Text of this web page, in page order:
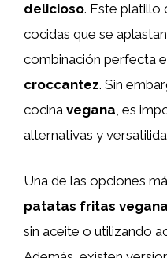
delicioso. Este platillo
cocidas que se
combinación perfecta
croccantez. Sin
cocina vegana, es
alternativas y
Una de las opciones
patatas fritas
sin aceite o utilizando